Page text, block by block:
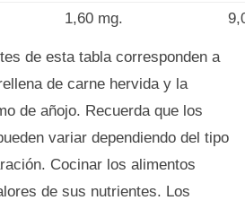
1,60 mg.
de esta tabla corresponden a
de carne hervida y la
de añojo. Recuerda que los
variar dependiendo del tipo
Cocinar los alimentos
de sus nutrientes. Los